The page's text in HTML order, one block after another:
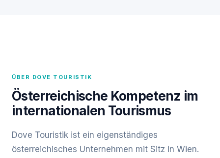
ÜBER DOVE TOURISTIK
Österreichische Kompetenz im
internationalen Tourismus
Dove Touristik ist ein eigenständiges
österreichisches Unternehmen mit Sitz in Wien.